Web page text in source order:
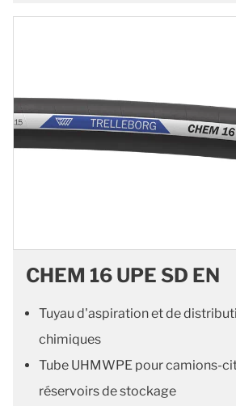
CHEM 16 UPE SD EN
Tuyau d'aspiration et de
chimiques
Tube UHMWPE pour camions-
réservoirs de stockage